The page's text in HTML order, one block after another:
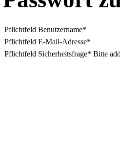
Pflichtfeld Benutzername*
Pflichtfeld E-Mail-Adresse*
Pflichtfeld Sicherheitsfrage* Bitte